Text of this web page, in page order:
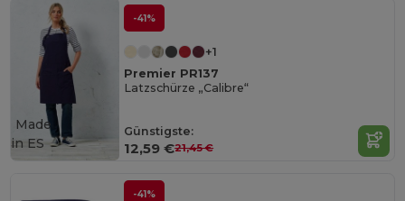
-41%
+1
Premier PR137
Latzschürze „Calibre“
Günstigste:
12,59 €21,45 €
Made
in ES
-41%